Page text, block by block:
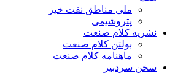
ملی مناطق نفت خیز
پتروشیمی
نشریه کلام صنعت
بولتن کلام صنعت
ماهنامه کلام صنعت
سخن سردبیر